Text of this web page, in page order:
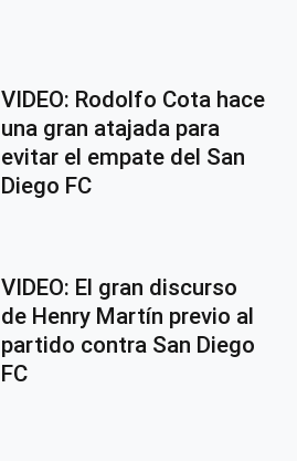
VIDEO: Rodolfo Cota hace
una gran atajada para
evitar el empate del San
Diego FC
VIDEO: El gran discurso
de Henry Martín previo al
partido contra San Diego
FC